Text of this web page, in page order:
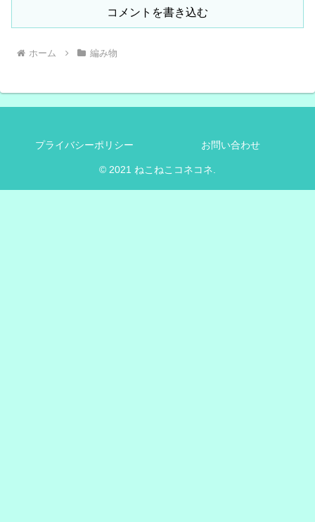
コメントを書き込む
ホーム 編み物
プライバシーポリシー お問い合わせ
© 2021 ねこねこコネコネ.